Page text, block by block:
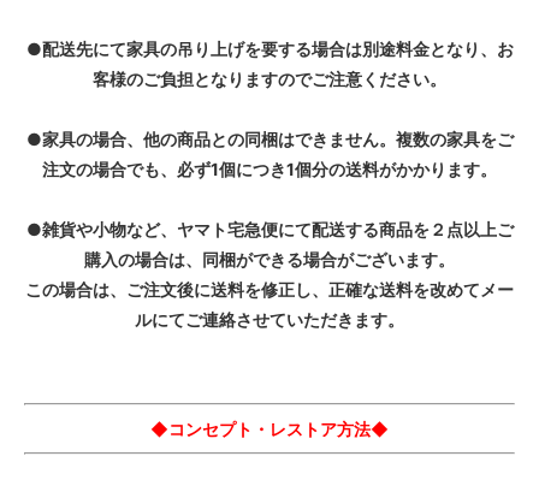
●配送先にて家具の吊り上げを要する場合は別途料金となり、お
客様のご負担となりますのでご注意ください。
●家具の場合、他の商品との同梱はできません。複数の家具をご
注文の場合でも、必ず1個につき1個分の送料がかかります。
●雑貨や小物など、ヤマト宅急便にて配送する商品を２点以上ご
購入の場合は、同梱ができる場合がございます。
この場合は、ご注文後に送料を修正し、正確な送料を改めてメー
ルにてご連絡させていただきます。
◆コンセプト・レストア方法◆